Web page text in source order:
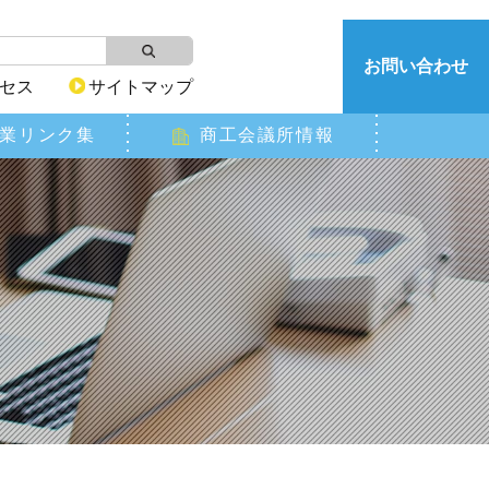
ス サイトマップ
お問い合わせ
リンク集 商工会議所情報